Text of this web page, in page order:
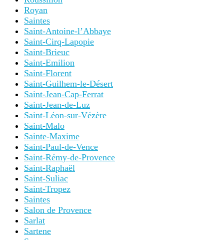
Royan
Saintes
Saint-Antoine-l’Abbaye
Saint-Cirq-Lapopie
Saint-Brieuc
Saint-Emilion
Saint-Florent
Saint-Guilhem-le-Désert
Saint-Jean-Cap-Ferrat
Saint-Jean-de-Luz
Saint-Léon-sur-Vézère
Saint-Malo
Sainte-Maxime
Saint-Paul-de-Vence
Saint-Rémy-de-Provence
Saint-Raphaël
Saint-Suliac
Saint-Tropez
Saintes
Salon de Provence
Sarlat
Sartene